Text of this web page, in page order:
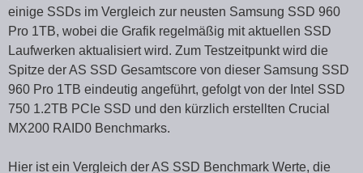
einige SSDs im Vergleich zur neusten Samsung SSD 960
Pro 1TB, wobei die Grafik regelmäßig mit aktuellen SSD
Laufwerken aktualisiert wird. Zum Testzeitpunkt wird die
Spitze der AS SSD Gesamtscore von dieser Samsung SSD
960 Pro 1TB eindeutig angeführt, gefolgt von der Intel SSD
750 1.2TB PCIe SSD und den kürzlich erstellten Crucial
MX200 RAID0 Benchmarks.
Hier ist ein Vergleich der AS SSD Benchmark Werte, die